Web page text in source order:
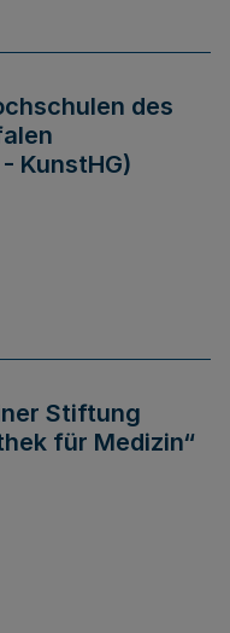
des
KunstHG)
Stiftung
für Medizin“